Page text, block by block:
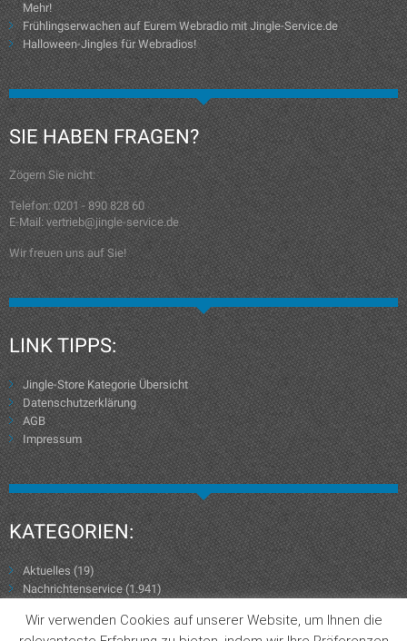
Mehr!
Frühlingserwachen auf Eurem Webradio mit Jingle-Service.de
Halloween-Jingles für Webradios!
SIE HABEN FRAGEN?
Zögern Sie nicht:
Telefon: 0201 - 890 828 60
E-Mail: vertrieb@jingle-service.de
Wir freuen uns auf Sie!
LINK TIPPS:
Jingle-Store Kategorie Übersicht
Datenschutzerklärung
AGB
Impressum
KATEGORIEN:
Aktuelles(19)
Nachrichtenservice(1.941)
Wir verwenden Cookies auf unserer Website, um Ihnen die